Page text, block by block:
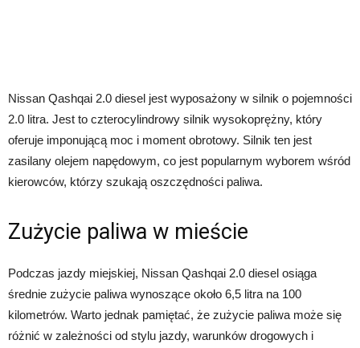
Nissan Qashqai 2.0 diesel jest wyposażony w silnik o pojemności
2.0 litra. Jest to czterocylindrowy silnik wysokoprężny, który
oferuje imponującą moc i moment obrotowy. Silnik ten jest
zasilany olejem napędowym, co jest popularnym wyborem wśród
kierowców, którzy szukają oszczędności paliwa.
Zużycie paliwa w mieście
Podczas jazdy miejskiej, Nissan Qashqai 2.0 diesel osiąga
średnie zużycie paliwa wynoszące około 6,5 litra na 100
kilometrów. Warto jednak pamiętać, że zużycie paliwa może się
różnić w zależności od stylu jazdy, warunków drogowych i